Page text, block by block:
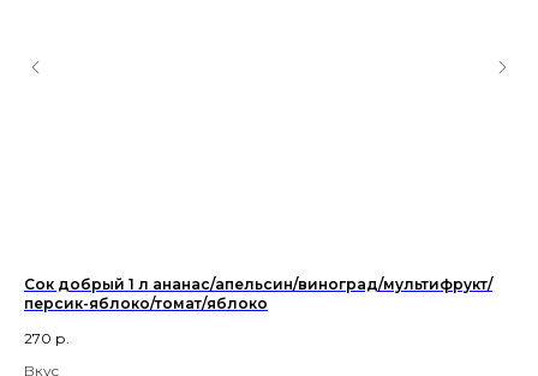
Сок добрый 1 л ананас/апельсин/виноград/мультифрукт/
персик-яблоко/томат/яблоко
270 р.
Вкус